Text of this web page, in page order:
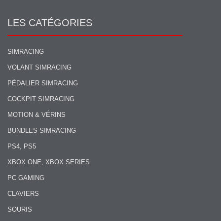
LES CATÉGORIES
SIMRACING
VOLANT SIMRACING
PÉDALIER SIMRACING
COCKPIT SIMRACING
MOTION & VÉRINS
BUNDLES SIMRACING
PS4, PS5
XBOX ONE, XBOX SERIES
PC GAMING
CLAVIERS
SOURIS